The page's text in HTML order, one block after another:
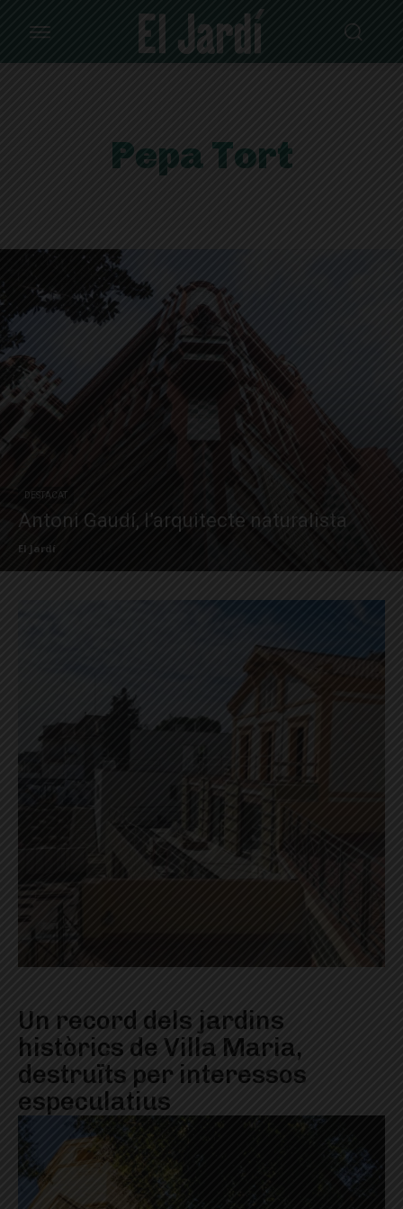
Pepa Tort
DESTACAT
Antoni Gaudí, l’arquitecte naturalista
El Jardí
Un record dels jardins
històrics de Villa Maria,
destruïts per interessos
especulatius